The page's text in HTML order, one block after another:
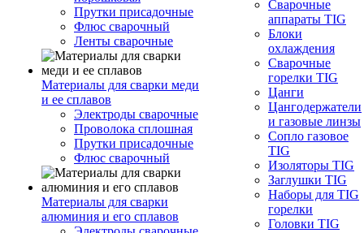
Прутки присадочные
Флюс сварочный
Ленты сварочные
Материалы для сварки меди
и ее сплавов
Электроды сварочные
Проволока сплошная
Прутки присадочные
Флюс сварочный
Материалы для сварки
алюминия и его сплавов
Сварочные
аппараты TIG
Блоки
охлаждения
Сварочные
горелки TIG
Цанги
Цангодержатели
и газовые линзы
Сопло газовое
TIG
Изоляторы TIG
Заглушки TIG
Наборы для TIG
горелки
Головки TIG